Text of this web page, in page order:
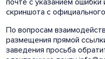
почте с указанием
скриншота с
По вопросам
размещения прямой
заведения просьба